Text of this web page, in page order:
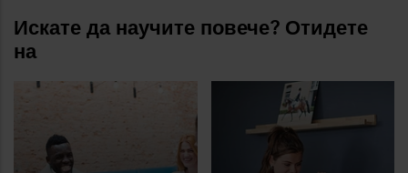
Искате да научите повече? Отидете
на